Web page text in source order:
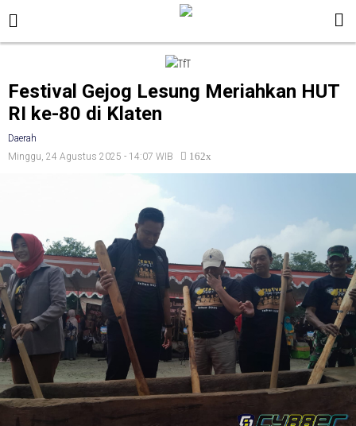
Festival Gejog Lesung Meriahkan HUT
RI ke-80 di Klaten
Daerah
Minggu, 24 Agustus 2025 - 14:07 WIB
162x